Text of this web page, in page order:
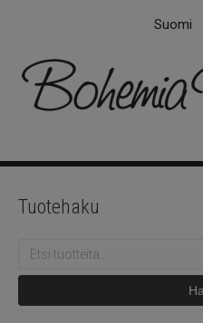
Suomi
Tuotehaku
Etsi: